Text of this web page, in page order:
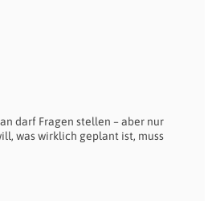
darf Fragen stellen – aber nur
was wirklich geplant ist, muss